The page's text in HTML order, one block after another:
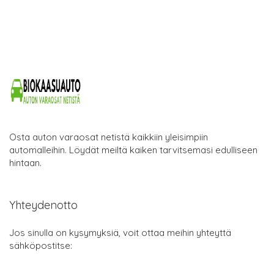
Osta auton varaosat netistä kaikkiin yleisimpiin
automalleihin. Löydät meiltä kaiken tarvitsemasi edulliseen
hintaan.
Yhteydenotto
Jos sinulla on kysymyksiä, voit ottaa meihin yhteyttä
sähköpostitse: